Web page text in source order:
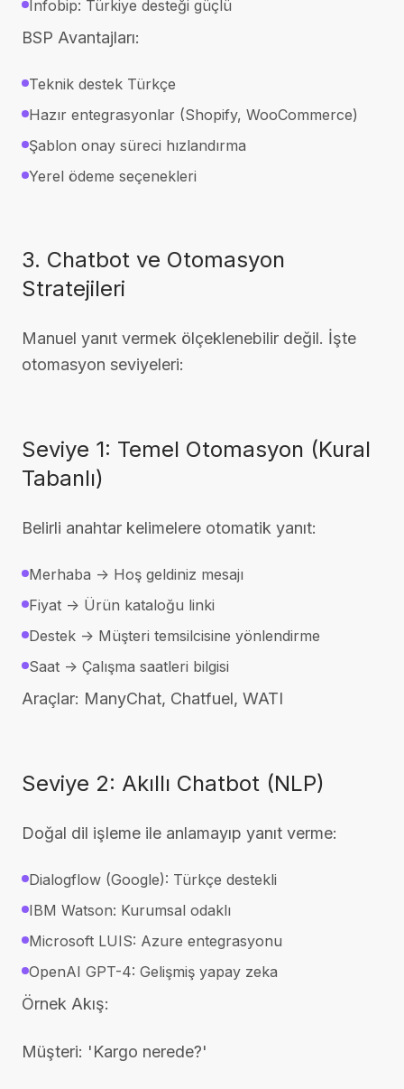
Infobip: Türkiye desteği güçlü
BSP Avantajları:
Teknik destek Türkçe
Hazır entegrasyonlar (Shopify, WooCommerce)
Şablon onay süreci hızlandırma
Yerel ödeme seçenekleri
3. Chatbot ve Otomasyon
Stratejileri
Manuel yanıt vermek ölçeklenebilir değil. İşte
otomasyon seviyeleri:
Seviye 1: Temel Otomasyon (Kural
Tabanlı)
Belirli anahtar kelimelere otomatik yanıt:
Merhaba -> Hoş geldiniz mesajı
Fiyat -> Ürün kataloğu linki
Destek -> Müşteri temsilcisine yönlendirme
Saat -> Çalışma saatleri bilgisi
Araçlar: ManyChat, Chatfuel, WATI
Seviye 2: Akıllı Chatbot (NLP)
Doğal dil işleme ile anlamayıp yanıt verme:
Dialogflow (Google): Türkçe destekli
IBM Watson: Kurumsal odaklı
Microsoft LUIS: Azure entegrasyonu
OpenAI GPT-4: Gelişmiş yapay zeka
Örnek Akış:
Müşteri: 'Kargo nerede?'